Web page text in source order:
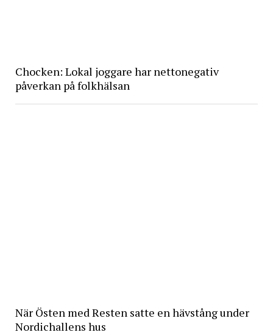
Chocken: Lokal joggare har nettonegativ
påverkan på folkhälsan
När Östen med Resten satte en hävstång under
Nordichallens hus